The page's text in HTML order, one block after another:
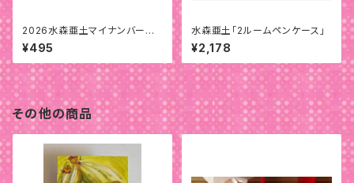
2026水森亜土マイナンバーカ
ードケース
¥495
水森亜土「2ルームペンケース」
¥2,178
その他の商品